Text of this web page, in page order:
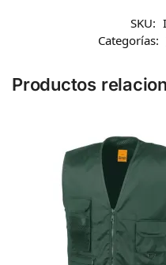
SKU:
Categorías:
Productos